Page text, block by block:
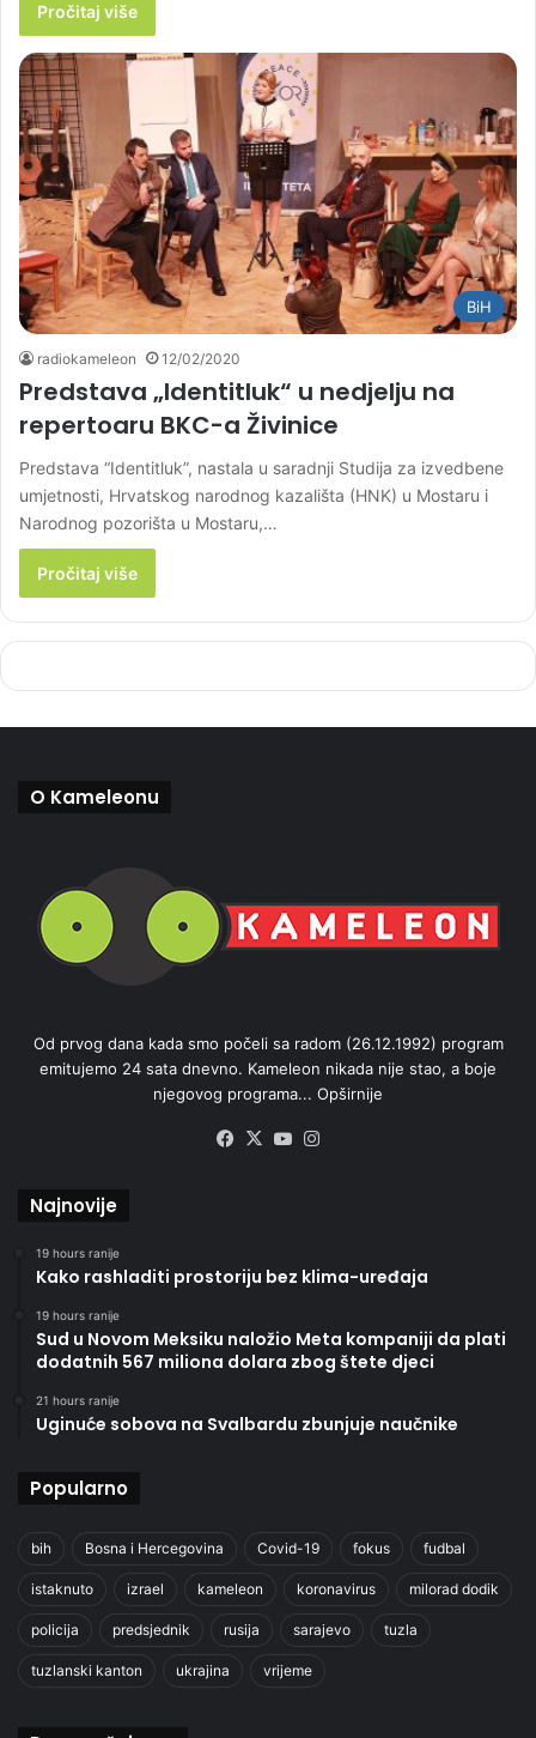
Pročitaj više
BiH
radiokameleon 12/02/2020
Predstava „Identitluk“ u nedjelju na
repertoaru BKC-a Živinice
Predstava “Identitluk”, nastala u saradnji Studija za izvedbene
umjetnosti, Hrvatskog narodnog kazališta (HNK) u Mostaru i
Narodnog pozorišta u Mostaru,…
Pročitaj više
O Kameleonu
Od prvog dana kada smo počeli sa radom (26.12.1992) program
emitujemo 24 sata dnevno. Kameleon nikada nije stao, a boje
njegovog programa... Opširnije
Facebook
X YouTube
Najnovije
19 hours ranije
Kako rashladiti prostoriju bez klima-uređaja
19 hours ranije
Sud u Novom Meksiku naložio Meta kompaniji da plati
dodatnih 567 miliona dolara zbog štete djeci
21 hours ranije
Uginuće sobova na Svalbardu zbunjuje naučnike
Popularno
bih Bosna i Hercegovina Covid-19 fokus fudbal
istaknuto izrael kameleon koronavirus milorad dodik
policija predsjednik rusija sarajevo tuzla
tuzlanski kanton ukrajina vrijeme